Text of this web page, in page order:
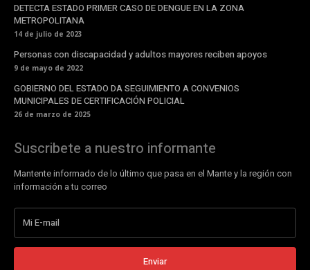
DETECTA ESTADO PRIMER CASO DE DENGUE EN LA ZONA
METROPOLITANA
14 de julio de 2023
Personas con discapacidad y adultos mayores reciben apoyos
9 de mayo de 2022
GOBIERNO DEL ESTADO DA SEGUIMIENTO A CONVENIOS
MUNICIPALES DE CERTIFICACIÓN POLICIAL
26 de marzo de 2025
Suscribete a nuestro informante
Mantente informado de lo último que pasa en el Mante y la región con
información a tu correo
Enviar